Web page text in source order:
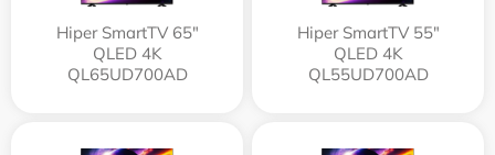
Hiper SmartTV 65"
QLED 4K
QL65UD700AD
Hiper SmartTV 55"
QLED 4K
QL55UD700AD